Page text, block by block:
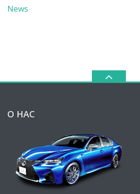
News
О НАС